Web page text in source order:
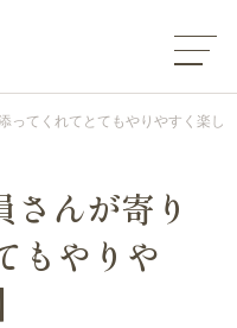
ってくれてとてもやりやすく楽し
んが寄り
もやりや